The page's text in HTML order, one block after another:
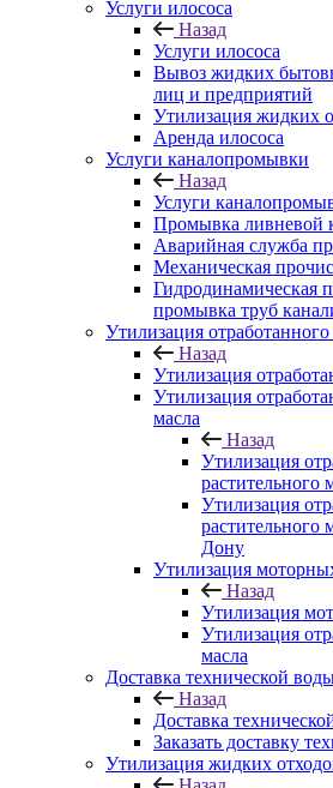
Услуги илососа
Назад
Услуги илососа
Вывоз жидких
лиц и предприятий
Утилизация жидких
Аренда илососа
Услуги каналопромывки
Назад
Услуги
Промывка ливневой
Аварийная служба
Механическая
Гидродинамическая
промывка труб
Утилизация отработанного
Назад
Утилизация
Утилизация
масла
Назад
Утилизация
растительного
Утилизация
растительного
Дону
Утилизация
Назад
Утилизация
Утилизация
масла
Доставка технической
Назад
Доставка
Заказать доставку
Утилизация жидких